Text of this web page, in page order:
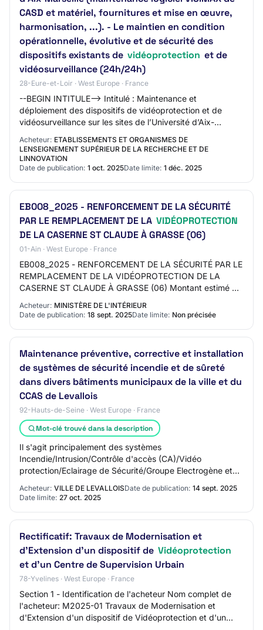
CASD et matériel, fournitures et mise en œuvre,
harmonisation, ...). - Le maintien en condition
opérationnelle, évolutive et de sécurité des
dispositifs existants de vidéoprotection et de
vidéosurveillance (24h/24h)
28-Eure-et-Loir · West Europe · France
--BEGIN INTITULE--> Intitulé : Maintenance et
déploiement des dispositifs de vidéoprotection et de
vidéosurveillance sur les sites de l’Université d’Aix-
Acheteur: ETABLISSEMENTS ET ORGANISMES DE
LENSEIGNEMENT SUPÉRIEUR DE LA RECHERCHE ET DE
LINNOVATION
Date de publication: 1 oct. 2025Date limite: 1 déc. 2025
EB008_2025 - RENFORCEMENT DE LA SÉCURITÉ
PAR LE REMPLACEMENT DE LA VIDÉOPROTECTION
DE LA CASERNE ST CLAUDE À GRASSE (06)
01-Ain · West Europe · France
EB008_2025 - RENFORCEMENT DE LA SÉCURITÉ PAR LE
REMPLACEMENT DE LA VIDÉOPROTECTION DE LA
CASERNE ST CLAUDE À GRASSE (06) Montant estimé du
marché: 50000 EURO Date cible de publication (Attention
: Da…
Acheteur: MINISTÈRE DE L'INTÉRIEUR
Date de publication: 18 sept. 2025Date limite: Non précisée
Maintenance préventive, corrective et installation
de systèmes de sécurité incendie et de sûreté
dans divers bâtiments municipaux de la ville et du
CCAS de Levallois
92-Hauts-de-Seine · West Europe · France
Mot-clé trouvé dans la description
Il s'agit principalement des systèmes
Incendie/Intrusion/Contrôle d'accès (CA)/Vidéo
protection/Eclairage de Sécurité/Groupe Electrogène et
Acheteur: VILLE DE LEVALLOISDate de publication: 14 sept. 2025
Date limite: 27 oct. 2025
Rectificatif: Travaux de Modernisation et
d'Extension d'un dispositif de Vidéoprotection
et d'un Centre de Supervision Urbain
78-Yvelines · West Europe · France
Section 1 - Identification de l'acheteur Nom complet de
l'acheteur: M2025-01 Travaux de Modernisation et
d'Extension d'un dispositif de Vidéoprotection et d'un